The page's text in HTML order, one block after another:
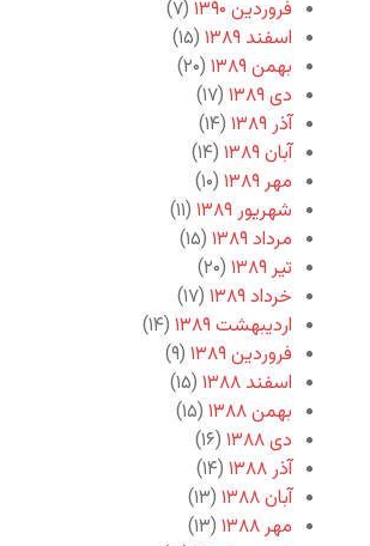
فروردین ۱۳۹۰
(۷)
اسفند ۱۳۸۹
(۱۵)
بهمن ۱۳۸۹
(۲۰)
دی ۱۳۸۹
(۱۷)
آذر ۱۳۸۹
(۱۴)
آبان ۱۳۸۹
(۱۴)
مهر ۱۳۸۹
(۱۰)
شهریور ۱۳۸۹
(۱۱)
مرداد ۱۳۸۹
(۱۵)
تیر ۱۳۸۹
(۲۰)
خرداد ۱۳۸۹
(۱۷)
اردیبهشت ۱۳۸۹
(۱۴)
فروردین ۱۳۸۹
(۹)
اسفند ۱۳۸۸
(۱۵)
بهمن ۱۳۸۸
(۱۵)
دی ۱۳۸۸
(۱۶)
آذر ۱۳۸۸
(۱۴)
آبان ۱۳۸۸
(۱۳)
مهر ۱۳۸۸
(۱۳)